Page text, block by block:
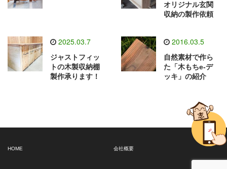
オリジナル玄関
収納の製作依頼
2025.03.7
ジャストフィッ
トの木製収納棚
製作承ります！
2016.03.5
自然素材で作ら
た「木もちe-デ
ッキ」の紹介
HOME 会社概要